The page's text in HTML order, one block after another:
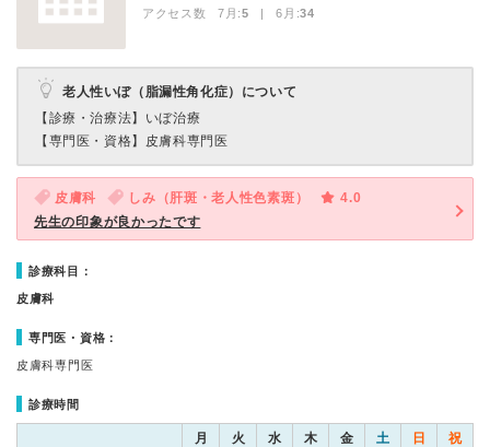
アクセス数 7月:5 | 6月:34
老人性いぼ（脂漏性角化症）について
【診療・治療法】 いぼ治療
【専門医・資格】 皮膚科専門医
皮膚科 しみ（肝斑・老人性色素斑）
4.0
先生の印象が良かったです
診療科目：
皮膚科
専門医・資格：
皮膚科専門医
診療時間
月 火 水 木 金 土 日 祝